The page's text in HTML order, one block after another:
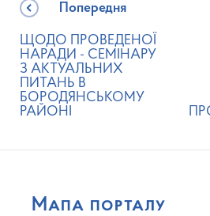
Попередня
ЩОДО ПРОВЕДЕНОЇ
НАРАДИ - СЕМІНАРУ
З АКТУАЛЬНИХ
ПИТАНЬ В
БОРОДЯНСЬКОМУ
РАЙОНІ
Мапа порталу